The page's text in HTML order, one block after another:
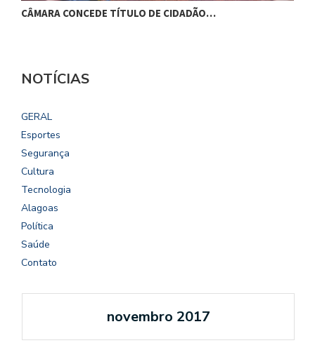
CÂMARA CONCEDE TÍTULO DE CIDADÃO…
NOTÍCIAS
GERAL
Esportes
Segurança
Cultura
Tecnologia
Alagoas
Política
Saúde
Contato
novembro 2017